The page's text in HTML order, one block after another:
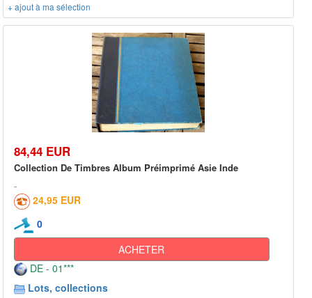
+ ajout à ma sélection
84,44 EUR
Collection De Timbres Album Préimprimé Asie Inde
24,95 EUR
0
ACHETER
DE - 01***
Lots, collections